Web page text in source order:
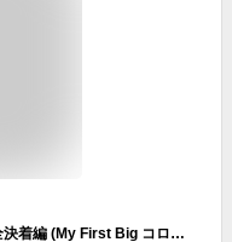
炎の闘球児ドッジ弾平 弾平VS.大河、完全決着編 (My First Big コロコロ30周年シリーズ)